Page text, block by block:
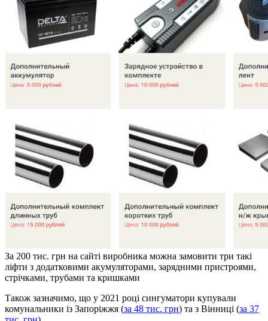
За 200 тис. грн на сайті виробника можна замовити три такі
ліфти з додатковими акумуляторами, зарядними пристроями,
стрічками, трубами та кришками
Також зазначимо, що у 2021 році сингуматори купували
комунальники із Запоріжжя (за 48 тис. грн) та з Вінниці (за 37